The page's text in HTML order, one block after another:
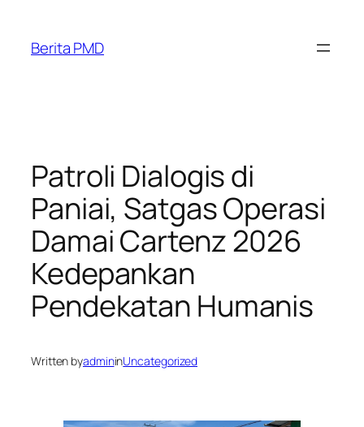
content
Berita PMD
Patroli Dialogis di
Paniai, Satgas Operasi
Damai Cartenz 2026
Kedepankan
Pendekatan Humanis
Written byadmininUncategorized